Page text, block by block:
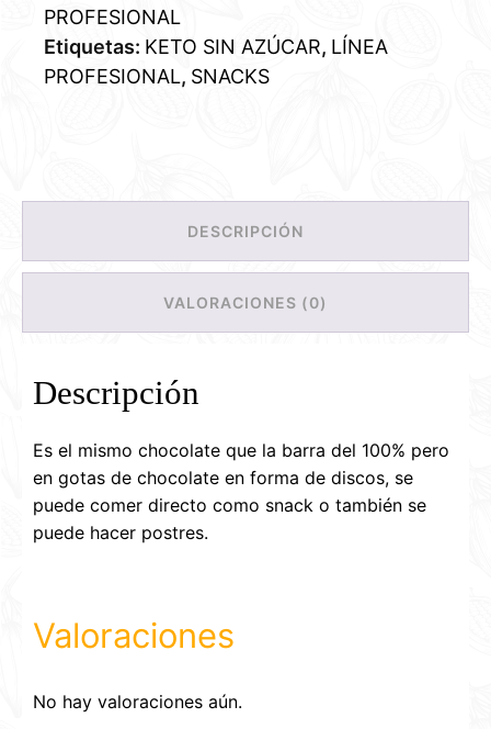
PROFESIONAL
Etiquetas: KETO SIN AZÚCAR, LÍNEA
PROFESIONAL, SNACKS
DESCRIPCIÓN
VALORACIONES (0)
Descripción
Es el mismo chocolate que la barra del 100% pero
en gotas de chocolate en forma de discos, se
puede comer directo como snack o también se
puede hacer postres.
Valoraciones
No hay valoraciones aún.